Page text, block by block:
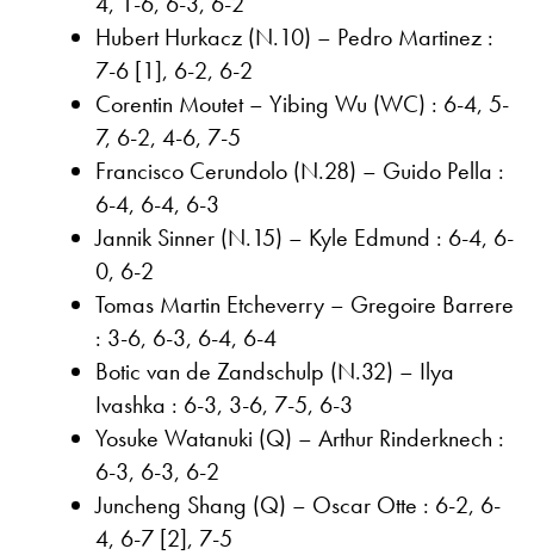
Hubert Hurkacz (N.10) – Pedro Martinez :
7-6 [1], 6-2, 6-2
Corentin Moutet – Yibing Wu (WC) : 6-4, 5-
7, 6-2, 4-6, 7-5
Francisco Cerundolo (N.28) – Guido Pella :
6-4, 6-4, 6-3
Jannik Sinner (N.15) – Kyle Edmund : 6-4, 6-
0, 6-2
Tomas Martin Etcheverry – Gregoire Barrere
: 3-6, 6-3, 6-4, 6-4
Botic van de Zandschulp (N.32) – Ilya
Ivashka : 6-3, 3-6, 7-5, 6-3
Yosuke Watanuki (Q) – Arthur Rinderknech :
6-3, 6-3, 6-2
Juncheng Shang (Q) – Oscar Otte : 6-2, 6-
4, 6-7 [2], 7-5